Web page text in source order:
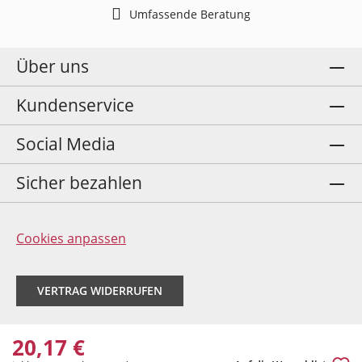
20,17 €
Umfassende Beratung
Über uns
Kundenservice
Social Media
Sicher bezahlen
Cookies anpassen
VERTRAG WIDERRUFEN